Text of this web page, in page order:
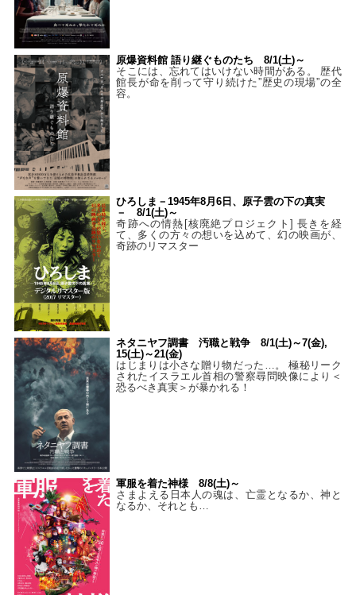
原爆資料館 語り継ぐものたち 8/1(土)～
そこには、忘れてはいけない時間がある。 歴代
館長が命を削って守り続けた”歴史の現場”の全
容。
ひろしま－1945年8月6日、原子雲の下の真実
－ 8/1(土)～
奇跡への情熱[核廃絶プロジェクト] 長きを経
て、多くの方々の想いを込めて、幻の映画が、
奇跡のリマスター
ネタニヤフ調書 汚職と戦争 8/1(土)～7(金),
15(土)～21(金)
はじまりは小さな贈り物だった…。 極秘リーク
されたイスラエル首相の警察尋問映像により＜
恐るべき真実＞が暴かれる！
軍服を着た神様 8/8(土)～
さまよえる日本人の魂は、亡霊となるか、神と
なるか、それとも…